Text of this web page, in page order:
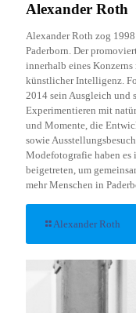
Alexander Roth
Alexander Roth zog
Paderborn. Der
innerhalb eines
künstlicher Intelligenz.
2014 sein Ausgleich und
Experimentieren mit
und Momente, die
sowie
Modefotografie haben es
beigetreten, um
mehr Menschen in
Alexander Roth